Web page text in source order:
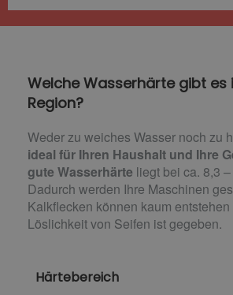
Welche Wasserhärte gibt es
Region?
Weder zu weiches Wasser noch zu
ideal für Ihren Haushalt und Ihre
gute Wasserhärte liegt bei ca. 8,3 –
Dadurch werden Ihre Maschinen
Kalkflecken können kaum
Löslichkeit von Seifen ist gegeben.
Härtebereich